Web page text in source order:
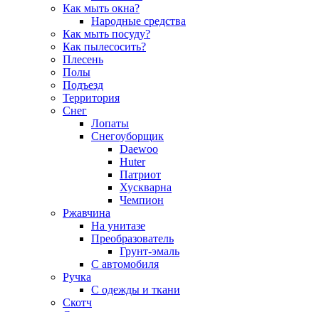
Как мыть окна?
Народные средства
Как мыть посуду?
Как пылесосить?
Плесень
Полы
Подъезд
Территория
Снег
Лопаты
Снегоуборщик
Daewoo
Huter
Патриот
Хускварна
Чемпион
Ржавчина
На унитазе
Преобразователь
Грунт-эмаль
С автомобиля
Ручка
С одежды и ткани
Скотч